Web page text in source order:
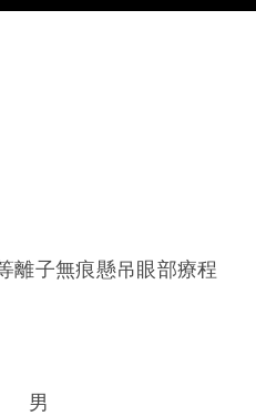
離子無痕懸吊眼部療程
男